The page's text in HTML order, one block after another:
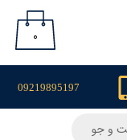
09219895197
۰
و جو